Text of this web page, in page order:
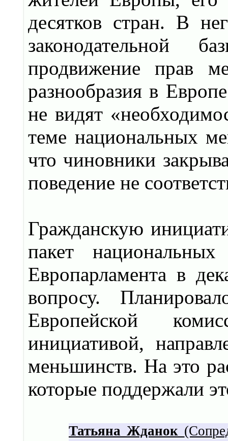
десятков стран. В
законодательной
продвижение прав
разнообразия в
не видят
теме национальных
что чиновники
поведение не
Гражданскую
пакет
Европарламента в
вопросу.
Европейской
инициативой,
меньшинств. На это
которые поддержали
Татьяна Жданок